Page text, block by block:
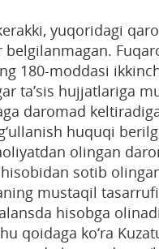
yuqoridagi
180-moddasi
ta’sis hujjatlariga
daromad
huquqi
olingan
sotib
mustaqil
hisobga
qoidaga ko‘ra